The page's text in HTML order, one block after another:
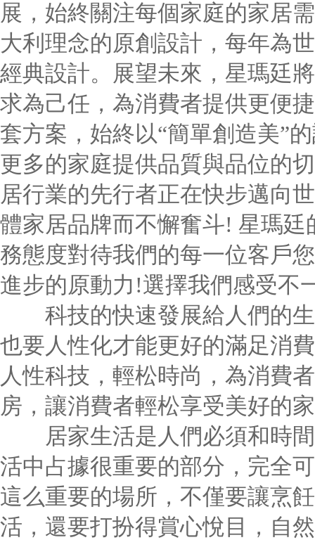
展，始終關注每個家庭的家居
大利理念的原創設計，每年為
經典設計。展望未來，星瑪廷
求為己任，為消費者提供更便
套方案，始終以“簡單創造美”
更多的家庭提供品質與品位的
居行業的先行者正在快步邁向
體家居品牌而不懈奮斗! 星瑪
務態度對待我們的每一位客戶
進步的原動力!選擇我們感受不
科技的快速發展給人們的生
也要人性化才能更好的滿足消
人性科技，輕松時尚，為消費
房，讓消費者輕松享受美好的
居家生活是人們必須和時間
活中占據很重要的部分，完全
這么重要的場所，不僅要讓烹
活，還要打扮得賞心悅目，自